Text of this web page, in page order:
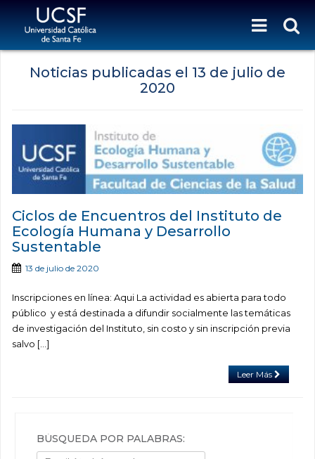
Noticias publicadas el 13 de julio de
2020
Ciclos de Encuentros del Instituto de
Ecología Humana y Desarrollo
Sustentable
13 de julio de 2020
Inscripciones en línea: Aqui La actividad es abierta para todo
público y está destinada a difundir socialmente las temáticas
de investigación del Instituto, sin costo y sin inscripción previa
salvo […]
Leer Más
BÚSQUEDA POR PALABRAS: